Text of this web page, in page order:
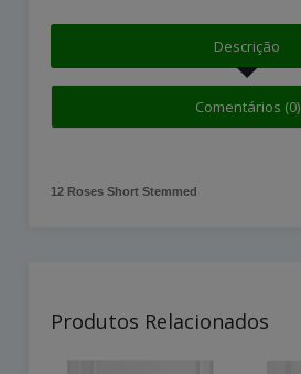
Descrição
Comentários (0)
12 Roses Short Stemmed
Produtos Relacionados